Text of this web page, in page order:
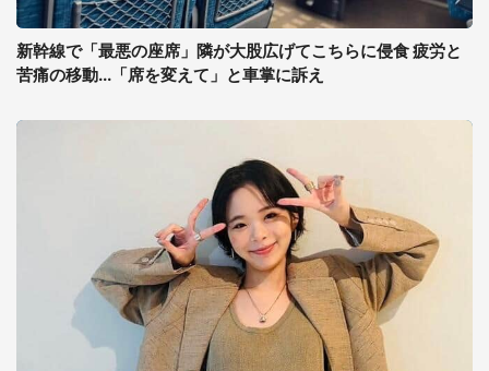
新幹線で「最悪の座席」隣が大股広げてこちらに侵食 疲労と
苦痛の移動...「席を変えて」と車掌に訴え